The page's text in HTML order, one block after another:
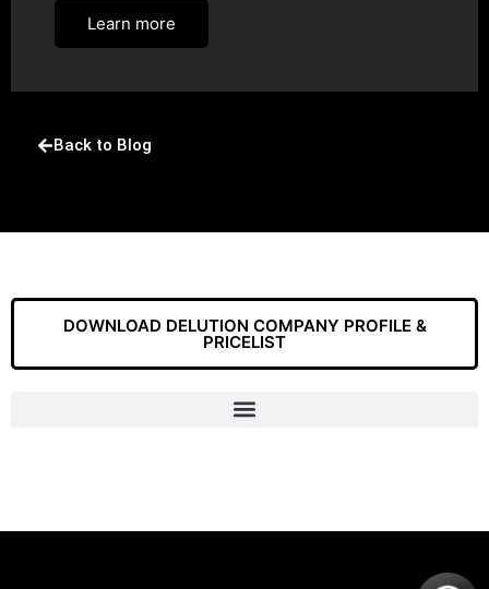
Learn more
Back to Blog
DOWNLOAD DELUTION COMPANY PROFILE &
PRICELIST